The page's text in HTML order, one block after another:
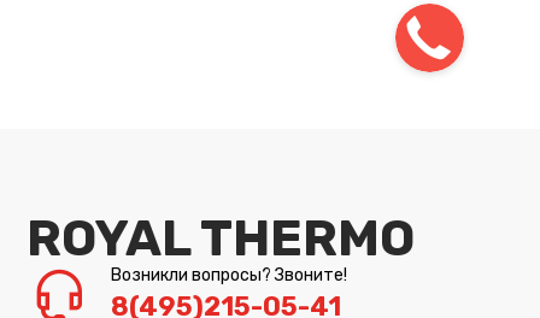
ROYAL THERMO
Возникли вопросы? Звоните!
8(495)215-05-41